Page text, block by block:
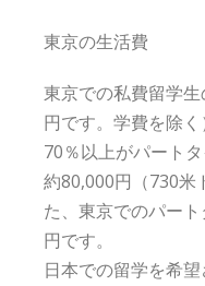
東京の生活費
東京での私費留学
円です。学費を除
70％以上がパート
約80,000円（730米
た、東京でのパー
円です。
日本での留学を希